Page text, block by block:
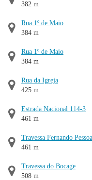
382 m
Rua 1º de Maio
384 m
Rua 1º de Maio
384 m
Rua da Igreja
425 m
Estrada Nacional 114-3
461 m
Travessa Fernando Pessoa
461 m
Travessa do Bocage
508 m